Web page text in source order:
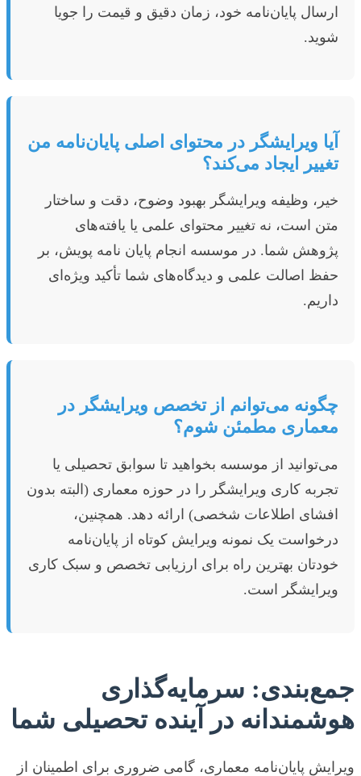
ارسال پایان‌نامه خود، زمان دقیق و قیمت را جویا
شوید.
آیا ویرایشگر در محتوای اصلی پایان‌نامه من
تغییر ایجاد می‌کند؟
خیر، وظیفه ویرایشگر بهبود وضوح، دقت و ساختار
متن است، نه تغییر محتوای علمی یا یافته‌های
پژوهش شما. در موسسه انجام پایان نامه پویش، بر
حفظ اصالت علمی و دیدگاه‌های شما تأکید ویژه‌ای
داریم.
چگونه می‌توانم از تخصص ویرایشگر در
معماری مطمئن شوم؟
می‌توانید از موسسه بخواهید تا سوابق تحصیلی یا
تجربه کاری ویرایشگر را در حوزه معماری (البته بدون
افشای اطلاعات شخصی) ارائه دهد. همچنین،
درخواست یک نمونه ویرایش کوتاه از پایان‌نامه
خودتان بهترین راه برای ارزیابی تخصص و سبک کاری
ویرایشگر است.
جمع‌بندی: سرمایه‌گذاری
هوشمندانه در آینده تحصیلی شما
ویرایش پایان‌نامه معماری، گامی ضروری برای اطمینان از